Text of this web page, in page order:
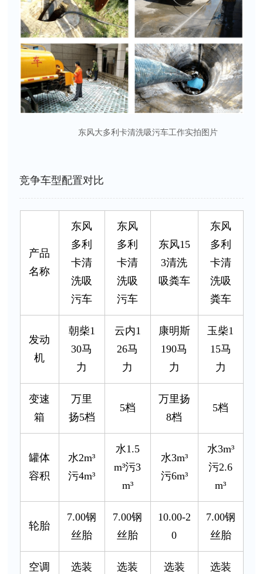
东风大多利卡清洗吸污车工作实拍图片
竞争车型配置对比
产品
名称
东风
多利
卡清
洗吸
污车
东风
多利
卡清
洗吸
污车
东风15
3清洗
吸粪车
东风
多利
卡清
洗吸
粪车
发动
机
朝柴1
30马
力
云内1
26马
力
康明斯
190马
力
玉柴1
15马
力
变速
箱
万里
扬5档
5档
万里扬
8档
5档
罐体
容积
水2m³
污4m³
水1.5
m³污3
m³
水3m³
污6m³
水3m³
污2.6
m³
轮胎
7.00钢
丝胎
7.00钢
丝胎
10.00-2
0
7.00钢
丝胎
空调 选装 选装 选装 选装